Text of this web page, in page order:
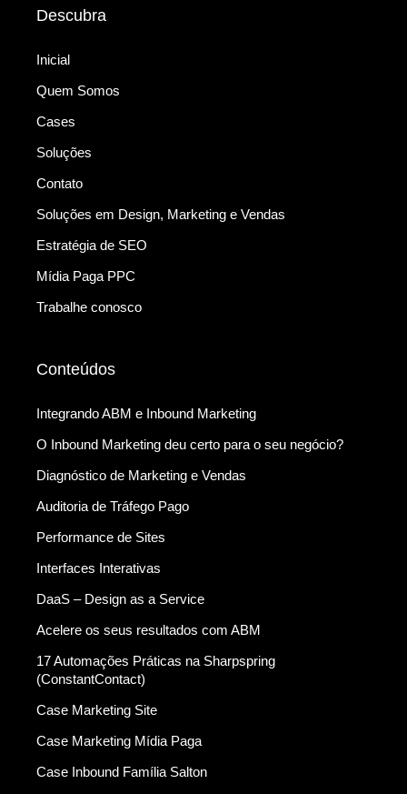
Descubra
Inicial
Quem Somos
Cases
Soluções
Contato
Soluções em Design, Marketing e Vendas
Estratégia de SEO
Mídia Paga PPC
Trabalhe conosco
Conteúdos
Integrando ABM e Inbound Marketing
O Inbound Marketing deu certo para o seu negócio?
Diagnóstico de Marketing e Vendas
Auditoria de Tráfego Pago
Performance de Sites
Interfaces Interativas
DaaS – Design as a Service
Acelere os seus resultados com ABM
17 Automações Práticas na Sharpspring
(ConstantContact)
Case Marketing Site
Case Marketing Mídia Paga
Case Inbound Família Salton